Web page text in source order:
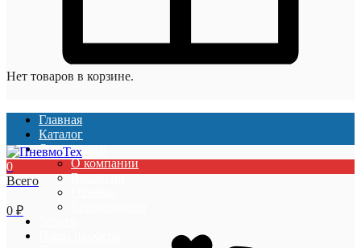
Нет товаров в корзине.
Главная
Каталог
О компании
О компании
Вакансии
0
Всего
0 ₽